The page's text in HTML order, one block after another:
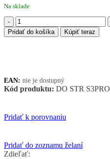
Na sklade
množstvo
Diaľkové
ovládanie
Pridať do košíka Kúpiť teraz
EAN: nie je dostupný
Kód produktu: DO STR S3PRO
Pridať k porovnaniu
Pridať do zoznamu želaní
Zdieľať: